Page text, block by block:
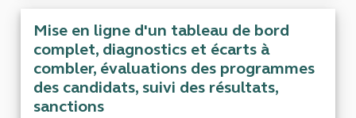
Mise en ligne d'un tableau de bord
complet, diagnostics et écarts à
combler, évaluations des programmes
des candidats, suivi des résultats,
sanctions